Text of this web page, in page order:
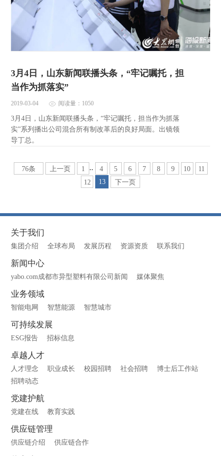
3月4日，山东新闻联播头条，“牢记嘱托，担
当作为抓落实”
2019-03-04 阅读量：1050
3月4日，山东新闻联播头条，“牢记嘱托，担当作为抓落
实”系列播出公司混合所有制改革后的良好局面。出镜领
导丁总。
76条 上一页 1 .. 4 5 6 7 8 9 10
11
12
13 下一页
关于我们
集团介绍 全球布局 发展历程 资源资质 联系我们
新闻中心
yabo.com成都市异型塑料有限公司新闻 媒体聚焦
业务领域
智能电网 智慧能源 智慧城市
可持续发展
ESG报告 招标信息
卓越人才
人才理念 职业成长 校园招聘 社会招聘
博士后工作站
招聘动态
党建护航
党建在线 教育实践
供应链管理
供应链介绍 供应链合作